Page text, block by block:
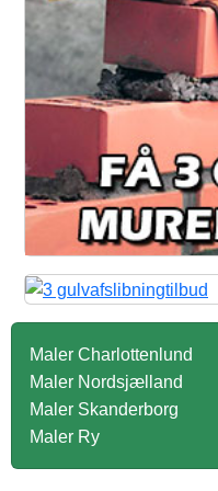
Maler Charlottenlund
Maler Nordsjælland
Maler Skanderborg
Maler Ry